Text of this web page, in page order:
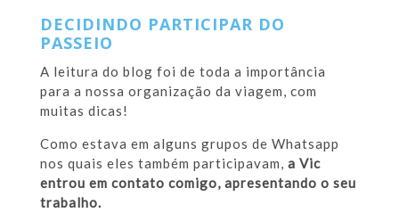
DECIDINDO PARTICIPAR DO
PASSEIO
A leitura do blog foi de toda a importância
para a nossa organização da viagem, com
muitas dicas!
Como estava em alguns grupos de Whatsapp
nos quais eles também participavam, a Vic
entrou em contato comigo, apresentando o seu
trabalho.